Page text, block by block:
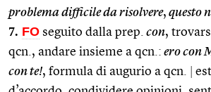
problema difficile da risolvere, questo
7. FO seguito dalla prep. con,
qcn., andare insieme a qcn.: ero con
con te!, formula di augurio a qcn.